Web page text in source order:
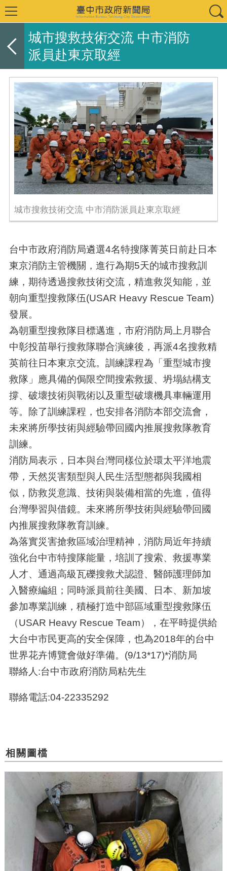
城市搜救技術交流 中市消防
派員赴東京取經
城市搜救技術交流 中市消防派員赴東京取經
台中市政府消防局遴選4名特搜隊菁英日前赴日本
東京消防主管機關，進行為期5天的城市搜救訓
練，期待透過搜救技術交流，精進救災知能，並
朝向重型搜救隊伍(USAR Heavy Rescue Team)
發展。
為朝重型搜救隊目標邁進，市府消防局上月聯合
中彰投苗舉行搜救隊聯合演練後，再派4名搜救精
英前往日本東京交流。訓練課程為「重型城市搜
救隊」應具備的侷限空間搜索救援、坍塌結構支
撐、破壞技術與戰術以及重型破壞機具車輛運用
等。除了訓練課程，也安排各消防本部交流會，
未來將所學技術與經驗帶回國內推展搜救隊教育
訓練。
消防局表示，日本與台灣同樣位於環太平洋地震
帶，天然災害類型與人民生活型態都與我國相
似，防救災意識、技術與裝備相當的先進，值得
台灣學習與借鏡。未來將所學技術與經驗帶回國
內推展搜救隊教育訓練。
為落實災害搶救區域治理精神，消防局近年持續
強化台中市特搜隊能量，培訓了搜索、救援專業
人才、通過高級瓦礫搜救犬認證、醫師護理師加
入醫療編組；同時派員前往美國、日本、新加坡
參加專業訓練，積極打造中部區域重型搜救隊伍
（USAR Heavy Rescue Team），在平時提供給
大台中市民更高的安全保障，也為2018年的台中
世界花卉博覽會做好準備。(9/13*17)*消防局
聯絡人:台中市政府消防局粘先生
聯絡電話:04-22335292
相關圖檔